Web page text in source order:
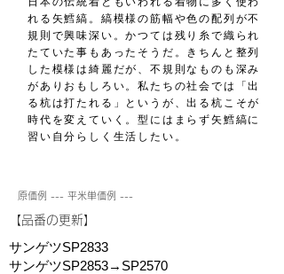
れる矢鱈縞。縞模様の筋幅や色の配列が不
規則で興味深い。かつては残り糸で織られ
たていた事もあったそうだ。きちんと整列
した模様は綺麗だが、不規則なものも深み
がありおもしろい。私たちの社会では「出
る杭は打たれる」というが、出る杭こそが
時代を変えていく。型にはまらず矢鱈縞に
習い自分らしく生活したい。
原価例 --- 平米単価例 ---
​【品番の更新】
サンゲツSP2833
サンゲツSP2853→SP2570